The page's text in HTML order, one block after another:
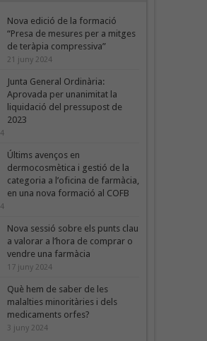
Nova edició de la formació
“Presa de mesures per a mitges
de teràpia compressiva”
21 juny 2024
Junta General Ordinària:
Aprovada per unanimitat la
liquidació del pressupost de
2023
Últims avenços en
dermocosmètica i gestió de la
categoria a l’oficina de farmàcia,
en una nova formació al COFB
Nova sessió sobre els punts clau
a valorar a l’hora de comprar o
vendre una farmàcia
17 juny 2024
Què hem de saber de les
malalties minoritàries i dels
medicaments orfes?
3 juny 2024